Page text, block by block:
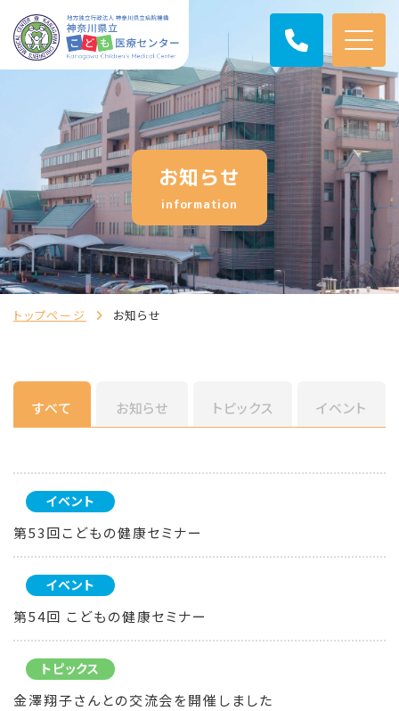
お知らせ
information
トップページ お知らせ
すべて お知らせ トピックス イベント
イベント
第53回こどもの健康セミナー
イベント
第54回 こどもの健康セミナー
トピックス
金澤翔子さんとの交流会を開催しました